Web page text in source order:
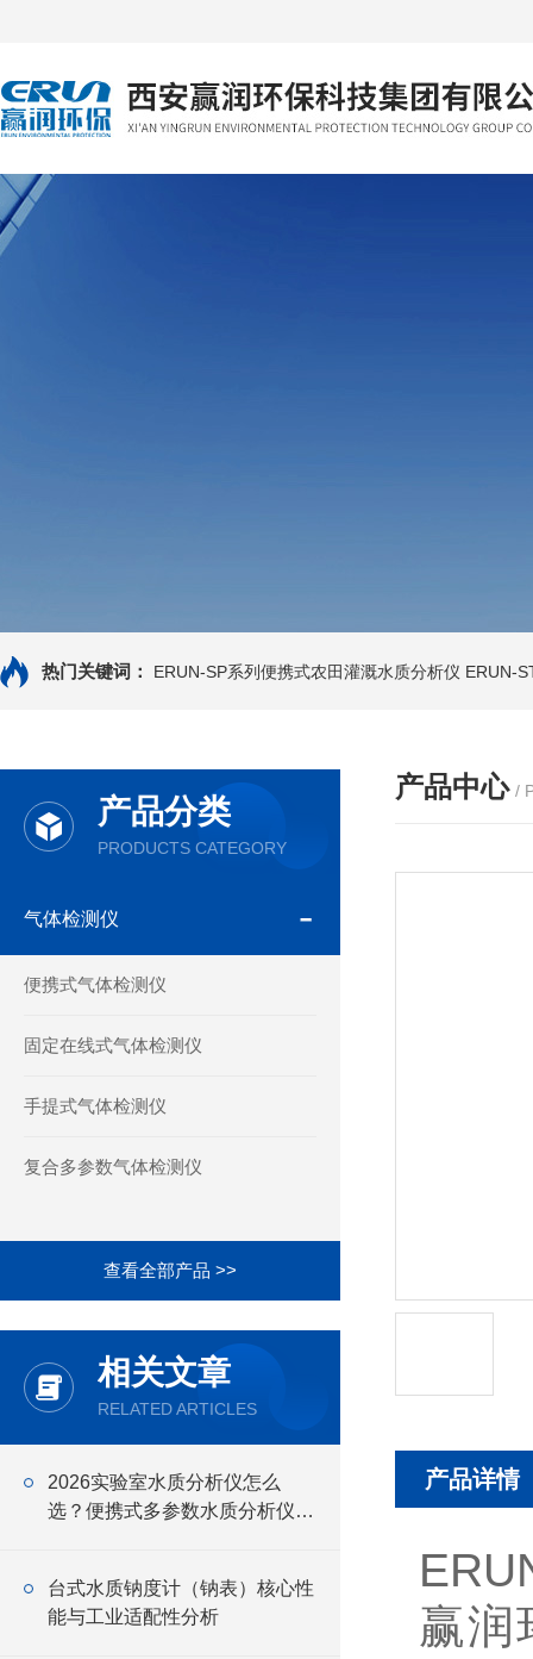
热门关键词： ERUN-SP系列便携式农田灌溉水质分析仪 ERUN-
产品分类
PRODUCTS CATEGORY
气体检测仪
便携式气体检测仪
固定在线式气体检测仪
手提式气体检测仪
复合多参数气体检测仪
查看全部产品 >>
相关文章
RELATED ARTICLES
2026实验室水质分析仪怎么
选？便携式多参数水质分析仪适
台式水质钠度计（钠表）核心性
能与工业适配性分析
产品中心 /
产品详情
赢润